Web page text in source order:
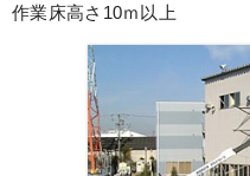
作業床高さ10ｍ以上